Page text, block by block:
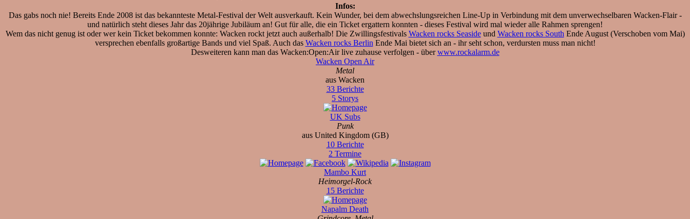
Infos:
Das gabs noch nie! Bereits Ende 2008 ist das bekannteste Metal-Festival der Welt ausverkauft. Kein Wunder, bei dem abwechslungsreichen Line-Up in Verbindung mit dem unverwechselbaren Wacken-Flair -
und natürlich steht dieses Jahr das 20jährige Jubiläum an! Gut für alle, die ein Ticket ergattern konnten - dieses Festival wird mal wieder alle Rahmen sprengen!
Wem das nicht genug ist oder wer kein Ticket bekommen konnte: Wacken rockt jetzt auch außerhalb! Die Zwillingsfestivals Wacken rocks Seasideund Wacken rocks South Ende August (Verschoben vom Mai)
versprechen ebenfalls großartige Bands und viel Spaß. Auch das Wacken rocks Berlin Ende Mai bietet sich an - ihr seht schon, verdursten muss man nicht!
Desweiteren kann man das Wacken:Open:Air live zuhause verfolgen - überwww.rockalarm.de
Wacken Open Air
Metal
aus Wacken
33 Berichte
5 Storys
UK Subs
Punk
aus United Kingdom (GB)
10 Berichte
2 Termine
Mambo Kurt
Heimorgel-Rock
15 Berichte
Napalm Death